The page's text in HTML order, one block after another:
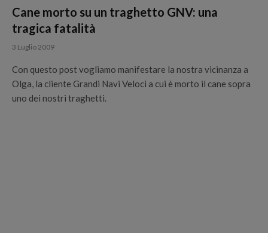
Cane morto su un traghetto GNV: una
tragica fatalità
3 Luglio 2009
Con questo post vogliamo manifestare la nostra vicinanza a
Olga, la cliente Grandi Navi Veloci a cui è morto il cane sopra
uno dei nostri traghetti.